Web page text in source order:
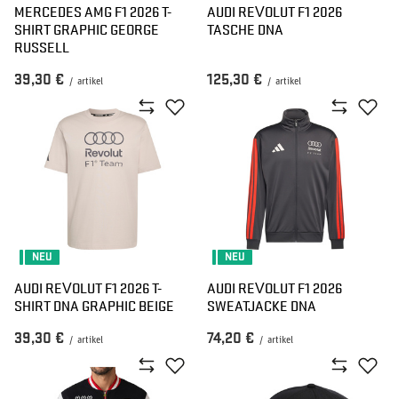
MERCEDES AMG F1 2026 T-
SHIRT GRAPHIC GEORGE
RUSSELL
39,30 € / artikel
AUDI REVOLUT F1 2026
TASCHE DNA
125,30 € / artikel
NEU
AUDI REVOLUT F1 2026 T-
SHIRT DNA GRAPHIC BEIGE
39,30 € / artikel
NEU
AUDI REVOLUT F1 2026
SWEATJACKE DNA
74,20 € / artikel